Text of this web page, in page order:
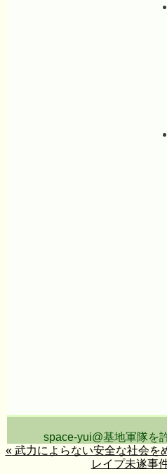
space-yui@基地軍隊を許
«武力によらない安全な社会を
レイプ未遂事